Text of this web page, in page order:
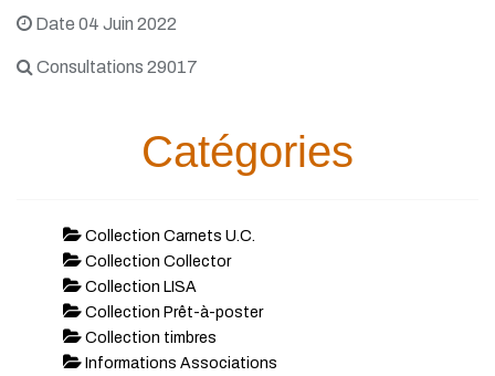
Date 04 Juin 2022
Consultations 29017
Catégories
Collection Carnets U.C.
Collection Collector
Collection LISA
Collection Prêt-à-poster
Collection timbres
Informations Associations